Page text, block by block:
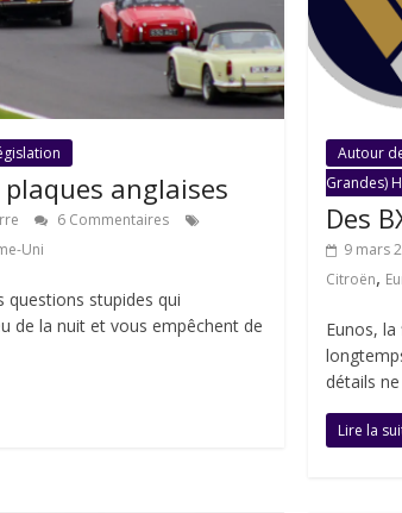
plaques anglaises
6 Commentaires
Uni
questions stupides qui
de la nuit et vous empêchent de
Autour
Grandes)
Des
9 mars
Citroën,
Eunos, la
détails
Lire la